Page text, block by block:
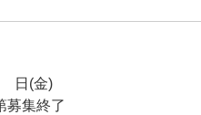
(金)
集終了